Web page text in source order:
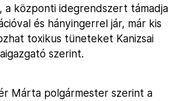
a központi idegrendszert támadja
és hányingerrel jár, már kis
toxikus tüneteket Kanizsai
szerint.
Márta polgármester szerint a